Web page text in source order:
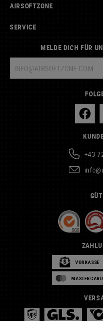
AIRSOFTZONE
SERVICE
MELDE DICH FÜR
+43
VORKASSE
MASTERCARD